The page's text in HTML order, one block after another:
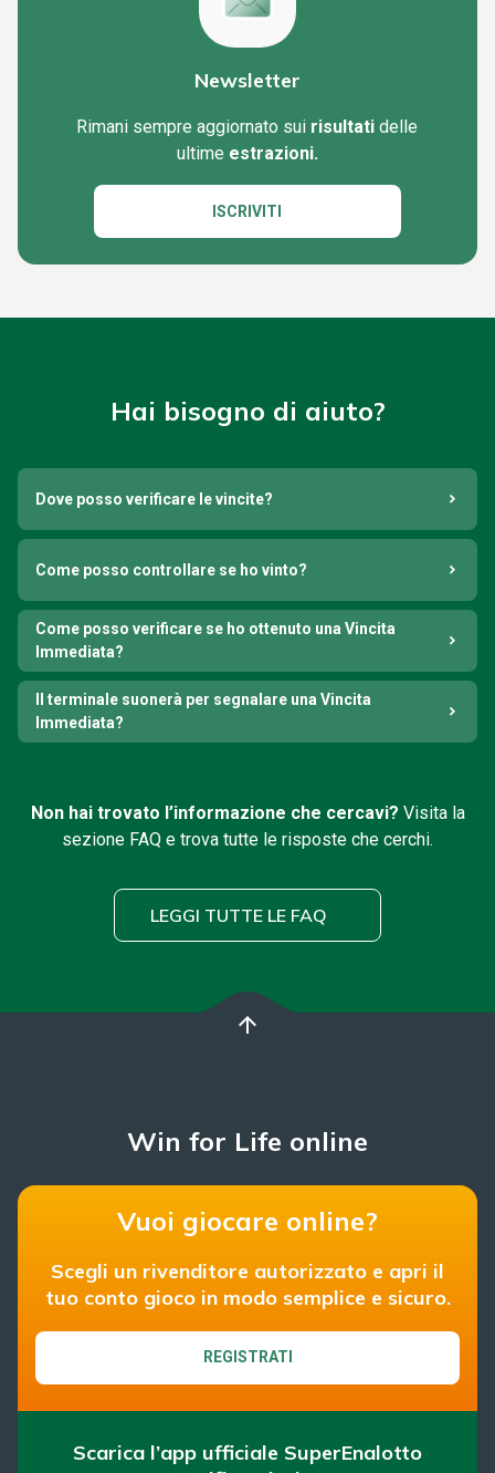
Newsletter
Rimani sempre aggiornato sui risultati delle
ultime estrazioni.
ISCRIVITI
Hai bisogno di aiuto?
Dove posso verificare le vincite?
Come posso controllare se ho vinto?
Come posso verificare se ho ottenuto una Vincita
Immediata?
Il terminale suonerà per segnalare una Vincita
Immediata?
Non hai trovato l’informazione che cercavi? Visita la
sezione FAQ e trova tutte le risposte che cerchi.
LEGGI TUTTE LE FAQ
arrow_upward
Win for Life online
Vuoi giocare online?
Scegli un rivenditore autorizzato e apri il
tuo conto gioco in modo semplice e sicuro.
REGISTRATI
Scarica l’app ufficiale SuperEnalotto